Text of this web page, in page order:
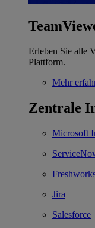
Erleben Sie alle
Plattform.
Mehr
Zentrale
Microsoft
Jira
Salesforce